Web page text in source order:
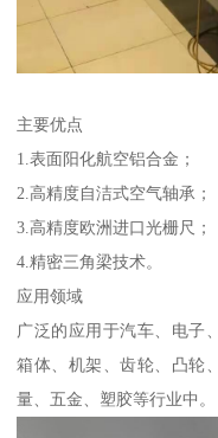
主要优点
1.表面阳化航空铝合金；
2.高精度自洁式空气轴承；
3.高精度欧洲进口光栅尺；
4.精密三角梁技术。
应用领域
广泛的应用于汽车、电子
箱体、机架、齿轮、凸轮
量、五金、塑胶等行业中。